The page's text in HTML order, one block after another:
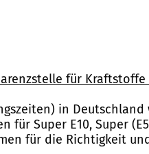
für Kraftstoffe
in
für Super E10, Super
für die Richtigkeit